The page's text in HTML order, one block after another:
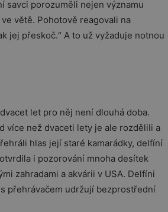
savci porozuměli nejen významu
větě. Pohotově reagovali na
jej přeskoč.“ A to už vyžaduje notnou
let pro něj není dlouhá doba.
více než dvaceti lety je ale rozdělili a
hlas její staré kamarádky, delfíní
i pozorování mnoha desítek
zahradami a akvárii v USA. Delfíni
přehrávačem udržují bezprostřední